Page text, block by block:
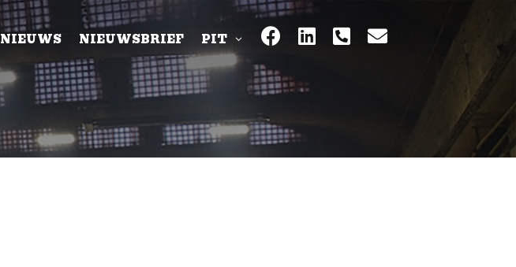
NIEUWS NIEUWSBRIEF PIT